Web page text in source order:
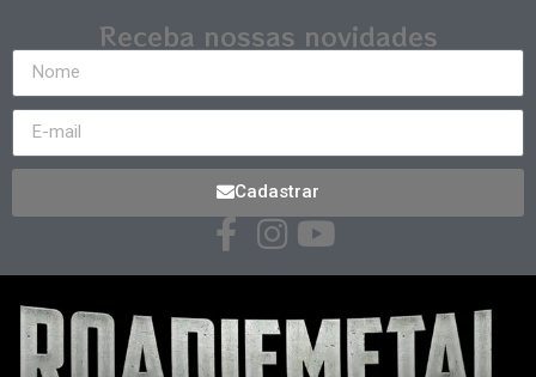
Receba nossas novidades
Cadastrar